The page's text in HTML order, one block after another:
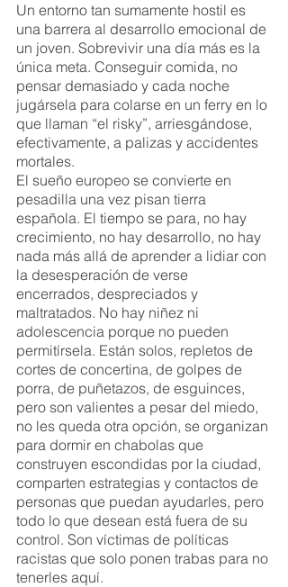
Un entorno tan sumamente hostil es
una barrera al desarrollo emocional de
un joven. Sobrevivir una día más es la
única meta. Conseguir comida, no
pensar demasiado y cada noche
jugársela para colarse en un ferry en lo
que llaman “el risky”, arriesgándose,
efectivamente, a palizas y accidentes
mortales.
El sueño europeo se convierte en
pesadilla una vez pisan tierra
española. El tiempo se para, no hay
crecimiento, no hay desarrollo, no hay
nada más allá de aprender a lidiar con
la desesperación de verse
encerrados, despreciados y
maltratados. No hay niñez ni
adolescencia porque no pueden
permitírsela. Están solos, repletos de
cortes de concertina, de golpes de
porra, de puñetazos, de esguinces,
pero son valientes a pesar del miedo,
no les queda otra opción, se organizan
para dormir en chabolas que
construyen escondidas por la ciudad,
comparten estrategias y contactos de
personas que puedan ayudarles, pero
todo lo que desean está fuera de su
control. Son víctimas de políticas
racistas que solo ponen trabas para no
tenerles aquí.